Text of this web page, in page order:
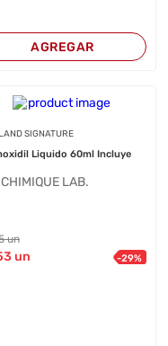
AGREGAR
SIGNATURE
Liquido 60ml Incluye
LAB.
un
un -29%